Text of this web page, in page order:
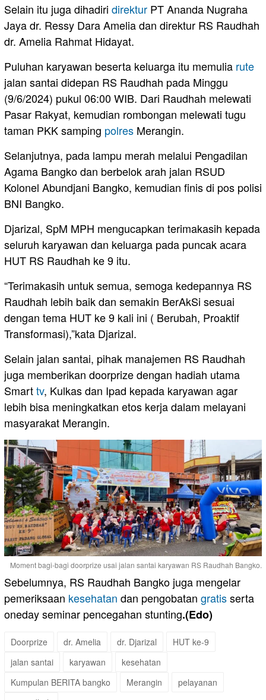
Selain itu juga dihadiri direktur PT Ananda Nugraha
Jaya dr. Ressy Dara Amelia dan direktur RS Raudhah
dr. Amelia Rahmat Hidayat.
Puluhan karyawan beserta keluarga itu memulia rute
jalan santai didepan RS Raudhah pada Minggu
(9/6/2024) pukul 06:00 WIB. Dari Raudhah melewati
Pasar Rakyat, kemudian rombongan melewati tugu
taman PKK samping polres Merangin.
Selanjutnya, pada lampu merah melalui Pengadilan
Agama Bangko dan berbelok arah jalan RSUD
Kolonel Abundjani Bangko, kemudian finis di pos polisi
BNI Bangko.
Djarizal, SpM MPH mengucapkan terimakasih kepada
seluruh karyawan dan keluarga pada puncak acara
HUT RS Raudhah ke 9 itu.
“Terimakasih untuk semua, semoga kedepannya RS
Raudhah lebih baik dan semakin BerAkSi sesuai
dengan tema HUT ke 9 kali ini ( Berubah, Proaktif
Transformasi),”kata Djarizal.
Selain jalan santai, pihak manajemen RS Raudhah
juga memberikan doorprize dengan hadiah utama
Smarttv, Kulkas dan Ipad kepada karyawan agar
lebih bisa meningkatkan etos kerja dalam melayani
masyarakat Merangin.
Moment bagi-bagi doorprize usai jalan santai karyawan RS Raudhah Bangko.
Sebelumnya, RS Raudhah Bangko juga mengelar
pemeriksaan kesehatan dan pengobatan gratisserta
oneday seminar pencegahan stunting.(Edo)
Doorprize dr. Amelia dr. Djarizal
HUT ke-9
jalan santai
karyawan
kesehatan
Kumpulan BERITA bangko
Merangin
pelayanan